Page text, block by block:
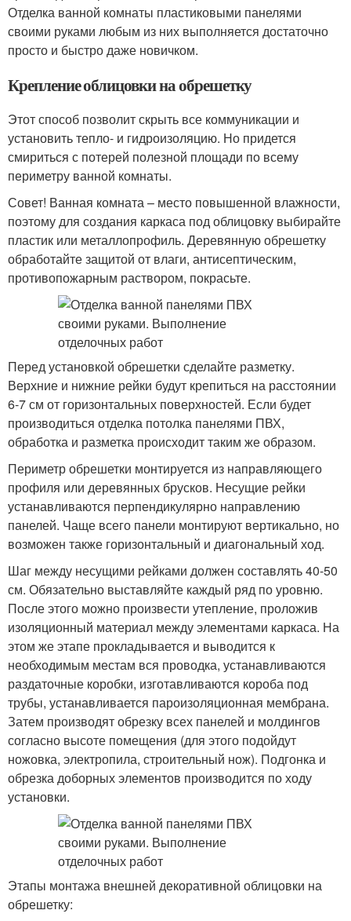
Отделка ванной комнаты пластиковыми панелями
своими руками любым из них выполняется достаточно
просто и быстро даже новичком.
Крепление облицовки на обрешетку
Этот способ позволит скрыть все коммуникации и
установить тепло- и гидроизоляцию. Но придется
смириться с потерей полезной площади по всему
периметру ванной комнаты.
Совет! Ванная комната – место повышенной влажности,
поэтому для создания каркаса под облицовку выбирайте
пластик или металлопрофиль. Деревянную обрешетку
обработайте защитой от влаги, антисептическим,
противопожарным раствором, покрасьте.
Перед установкой обрешетки сделайте разметку.
Верхние и нижние рейки будут крепиться на расстоянии
6-7 см от горизонтальных поверхностей. Если будет
производиться отделка потолка панелями ПВХ,
обработка и разметка происходит таким же образом.
Периметр обрешетки монтируется из направляющего
профиля или деревянных брусков. Несущие рейки
устанавливаются перпендикулярно направлению
панелей. Чаще всего панели монтируют вертикально, но
возможен также горизонтальный и диагональный ход.
Шаг между несущими рейками должен составлять 40-50
см. Обязательно выставляйте каждый ряд по уровню.
После этого можно произвести утепление, проложив
изоляционный материал между элементами каркаса. На
этом же этапе прокладывается и выводится к
необходимым местам вся проводка, устанавливаются
раздаточные коробки, изготавливаются короба под
трубы, устанавливается пароизоляционная мембрана.
Затем производят обрезку всех панелей и молдингов
согласно высоте помещения (для этого подойдут
ножовка, электропила, строительный нож). Подгонка и
обрезка доборных элементов производится по ходу
установки.
Этапы монтажа внешней декоративной облицовки на
обрешетку: